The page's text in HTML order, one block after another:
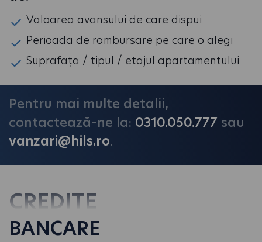
Valoarea avansului de care dispui
Perioada de rambursare pe care o alegi
Suprafața / tipul / etajul apartamentului
Pentru mai multe detalii,
contactează-ne la: 0310.050.777 sau
vanzari@hils.ro.
CREDITE
BANCARE